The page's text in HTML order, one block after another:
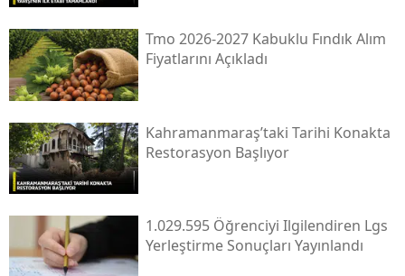
Tmo 2026-2027 Kabuklu Fındık Alım
Fiyatlarını Açıkladı
Kahramanmaraş’taki Tarihi Konakta
Restorasyon Başlıyor
1.029.595 Öğrenciyi Ilgilendiren Lgs
Yerleştirme Sonuçları Yayınlandı